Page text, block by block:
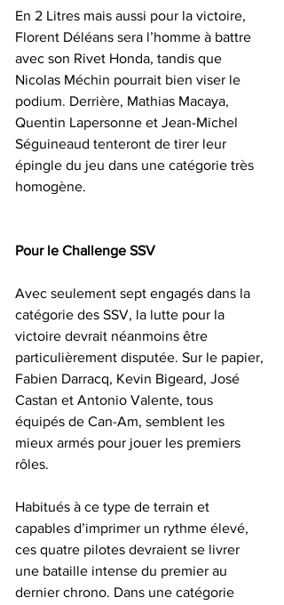
En 2 Litres mais aussi pour la victoire,
Florent Déléans sera l’homme à battre
avec son Rivet Honda, tandis que
Nicolas Méchin pourrait bien viser le
podium. Derrière, Mathias Macaya,
Quentin Lapersonne et Jean-Michel
Séguineaud tenteront de tirer leur
épingle du jeu dans une catégorie très
homogène.
Pour le Challenge SSV
Avec seulement sept engagés dans la
catégorie des SSV, la lutte pour la
victoire devrait néanmoins être
particulièrement disputée. Sur le papier,
Fabien Darracq, Kevin Bigeard, José
Castan et Antonio Valente, tous
équipés de Can-Am, semblent les
mieux armés pour jouer les premiers
rôles.
Habitués à ce type de terrain et
capables d’imprimer un rythme élevé,
ces quatre pilotes devraient se livrer
une bataille intense du premier au
dernier chrono. Dans une catégorie